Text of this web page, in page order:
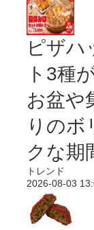
ピザハ
ト3種
お盆や
りのボ
クな期
トレンド
2026-08-03